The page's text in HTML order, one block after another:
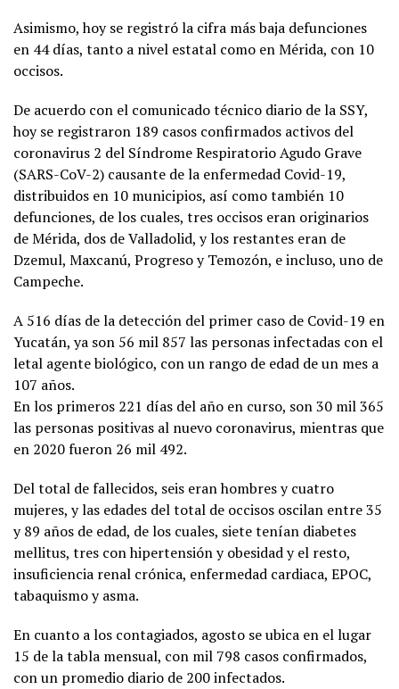
Asimismo, hoy se registró la cifra más baja defunciones
en 44 días, tanto a nivel estatal como en Mérida, con 10
occisos.
De acuerdo con el comunicado técnico diario de la SSY,
hoy se registraron 189 casos confirmados activos del
coronavirus 2 del Síndrome Respiratorio Agudo Grave
(SARS-CoV-2) causante de la enfermedad Covid-19,
distribuidos en 10 municipios, así como también 10
defunciones, de los cuales, tres occisos eran originarios
de Mérida, dos de Valladolid, y los restantes eran de
Dzemul, Maxcanú, Progreso y Temozón, e incluso, uno de
Campeche.
A 516 días de la detección del primer caso de Covid-19 en
Yucatán, ya son 56 mil 857 las personas infectadas con el
letal agente biológico, con un rango de edad de un mes a
107 años.
En los primeros 221 días del año en curso, son 30 mil 365
las personas positivas al nuevo coronavirus, mientras que
en 2020 fueron 26 mil 492.
Del total de fallecidos, seis eran hombres y cuatro
mujeres, y las edades del total de occisos oscilan entre 35
y 89 años de edad, de los cuales, siete tenían diabetes
mellitus, tres con hipertensión y obesidad y el resto,
insuficiencia renal crónica, enfermedad cardiaca, EPOC,
tabaquismo y asma.
En cuanto a los contagiados, agosto se ubica en el lugar
15 de la tabla mensual, con mil 798 casos confirmados,
con un promedio diario de 200 infectados.